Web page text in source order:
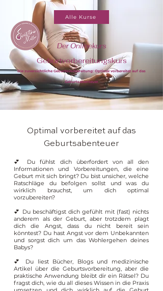
Alle Kurse
Der Onlinekurs
Geburtvorbereitungskurs
Die zuversichtliche Geburtsvorbereitung: Optimal vorbereitet auf das
Geburtsabenteuer
Optimal vorbereitet auf das
Geburtsabenteuer
💕 Du fühlst dich überfordert von all den
Informationen und Vorbereitungen, die eine
Geburt mit sich bringt? Du bist unsicher, welche
Ratschläge du befolgen sollst und was du
wirklich brauchst, um dich optimal
vorzubereiten?
💕 Du beschäftigst dich gefühlt mit (fast) nichts
anderem als der Geburt, aber trotzdem plagt
dich die Angst, dass du nicht bereit sein
könntest? Du hast Angst vor dem Unbekannten
und sorgst dich um das Wohlergehen deines
Babys?
💕 Du liest Bücher, Blogs und medizinische
Artikel über die Geburtsvorbereitung, aber die
praktische Anwendung bleibt dir ein Rätsel? Du
fragst dich, wie du all dieses Wissen in die Praxis